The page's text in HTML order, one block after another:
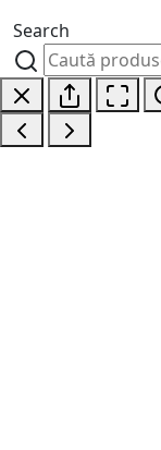
Search
Caută
după: